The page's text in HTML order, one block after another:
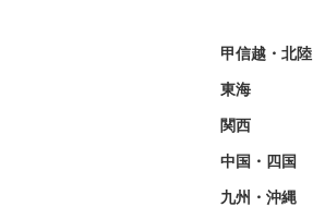
甲信越・北陸
東海
関西
中国・四国
九州・沖縄